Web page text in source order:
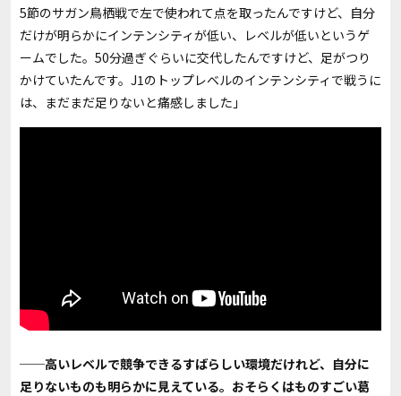
5節のサガン鳥栖戦で左で使われて点を取ったんですけど、自分
だけが明らかにインテンシティが低い、レベルが低いというゲ
ームでした。50分過ぎぐらいに交代したんですけど、足がつり
かけていたんです。J1のトップレベルのインテンシティで戦うに
は、まだまだ足りないと痛感しました」
──高いレベルで競争できるすばらしい環境だけれど、自分に
足りないものも明らかに見えている。おそらくはものすごい葛